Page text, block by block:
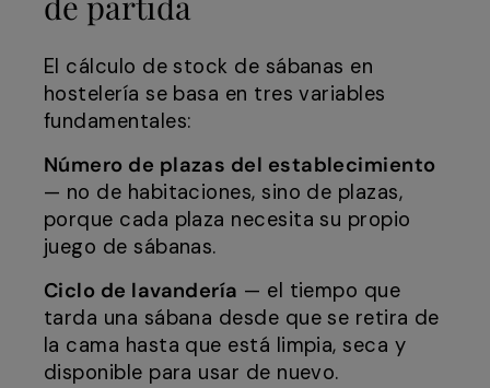
El cálculo de stock de sábanas en
hostelería se basa en tres variables
fundamentales:
Número de plazas del establecimiento
— no de habitaciones, sino de plazas,
porque cada plaza necesita su propio
juego de sábanas.
Ciclo de lavandería — el tiempo que
tarda una sábana desde que se retira de
la cama hasta que está limpia, seca y
disponible para usar de nuevo.